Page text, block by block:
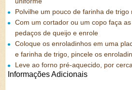
Polvilhe um pouco de farinha de
Com um cortador ou um copo faça
pedaços de queijo e enrole
Coloque os enroladinhos em uma
e farinha de trigo, pincele os
Leve ao forno pré-aquecido, por
Informações Adicionais